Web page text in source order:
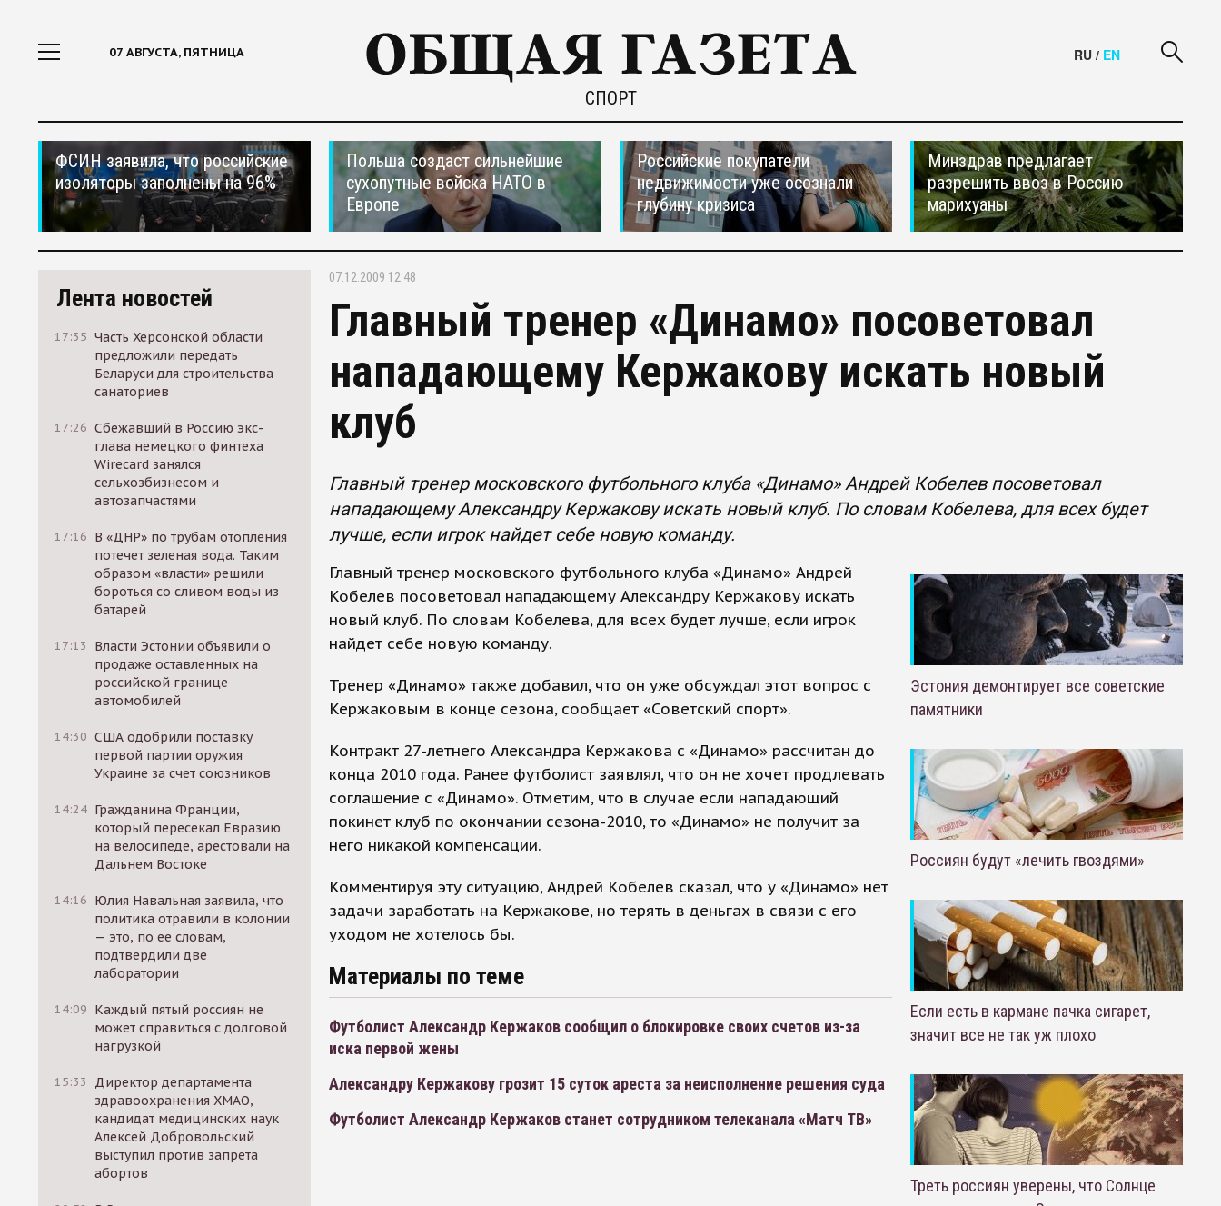
07 АВГУСТА, ПЯТНИЦА
СПОРТ
RU / EN
ФСИН заявила, что российские
изоляторы заполнены на 96%
Польша создаст сильнейшие
сухопутные войска НАТО в
Европе
Российские покупатели
недвижимости уже осознали
глубину кризиса
Минздрав предлагает
разрешить ввоз в Россию
марихуаны
Лента новостей
17:35 Часть Херсонской области
предложили передать
Беларуси для строительства
санаториев
17:26 Сбежавший в Россию экс-
глава немецкого финтеха
Wirecard занялся
сельхозбизнесом и
автозапчастями
17:16 В «ДНР» по трубам отопления
потечет зеленая вода. Таким
образом «власти» решили
бороться со сливом воды из
батарей
17:13
Власти Эстонии объявили о
продаже оставленных на
российской границе
автомобилей
14:30 США одобрили поставку
первой партии оружия
Украине за счет союзников
14:24 Гражданина Франции,
который пересекал Евразию
на велосипеде, арестовали на
Дальнем Востоке
14:16 Юлия Навальная заявила, что
политика отравили в колонии
— это, по ее словам,
подтвердили две
лаборатории
14:09 Каждый пятый россиян не
может справиться с долговой
нагрузкой
15:33
Директор департамента
здравоохранения ХМАО,
кандидат медицинских наук
Алексей Добровольский
выступил против запрета
абортов
07.12.2009 12:48
Главный тренер «Динамо» посоветовал
нападающему Кержакову искать новый
клуб
Главный тренер московского футбольного клуба «Динамо» Андрей Кобелев посоветовал
нападающему Александру Кержакову искать новый клуб. По словам Кобелева, для всех будет
лучше, если игрок найдет себе новую команду.
Главный тренер московского футбольного клуба «Динамо» Андрей
Кобелев посоветовал нападающему Александру Кержакову искать
новый клуб. По словам Кобелева, для всех будет лучше, если игрок
найдет себе новую команду.
Тренер «Динамо» также добавил, что он уже обсуждал этот вопрос с
Кержаковым в конце сезона, сообщает «Советский спорт».
Контракт 27-летнего Александра Кержакова с «Динамо» рассчитан до
конца 2010 года. Ранее футболист заявлял, что он не хочет продлевать
соглашение с «Динамо». Отметим, что в случае если нападающий
покинет клуб по окончании сезона-2010, то «Динамо» не получит за
него никакой компенсации.
Комментируя эту ситуацию, Андрей Кобелев сказал, что у «Динамо» нет
задачи заработать на Кержакове, но терять в деньгах в связи с его
уходом не хотелось бы.
Материалы по теме
Футболист Александр Кержаков сообщил о блокировке своих счетов из-за
иска первой жены
Александру Кержакову грозит 15 суток ареста за неисполнение решения суда
Футболист Александр Кержаков станет сотрудником телеканала «Матч ТВ»
Эстония демонтирует все советские
памятники
Россиян будут «лечить гвоздями»
Если есть в кармане пачка сигарет,
значит все не так уж плохо
Треть россиян уверены, что Солнце